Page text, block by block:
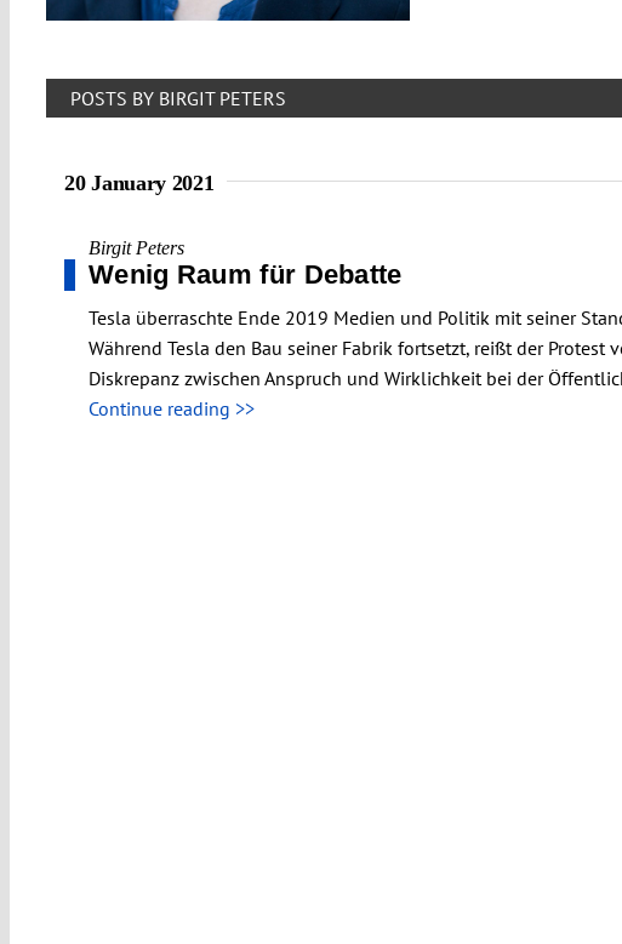
POSTS BY BIRGIT PETERS
20 January 2021
Birgit Peters
Wenig Raum für Debatte
Tesla überraschte Ende 2019 Medien und Politik mit seiner
Während Tesla den Bau seiner Fabrik fortsetzt, reißt der
Diskrepanz zwischen Anspruch und Wirklichkeit bei der
Continue reading >>